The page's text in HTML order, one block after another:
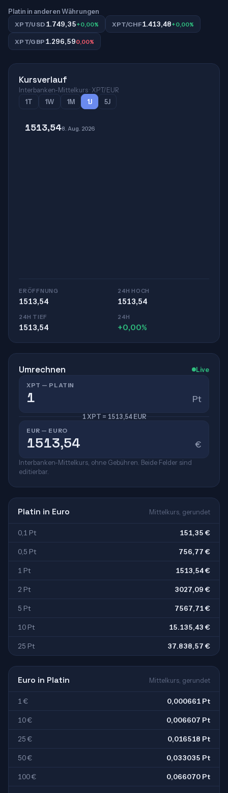
Platin in anderen Währungen
XPT/USD 1.749,35+0,00% XPT/CHF1.413,48+0,00%
XPT/GBP 1.296,590,00%
Kursverlauf
Interbanken-Mittelkurs · XPT/EUR
1T
1W 1M 1J 5J
1513,548. Aug. 2026
ERÖFFNUNG
1513,54
24H HOCH
1513,54
24H TIEF
1513,54
24H
+0,00%
Umrechnen Live
XPT — PLATIN
Pt
1 XPT = 1513,54 EUR
EUR — EURO
€
Interbanken-Mittelkurs, ohne Gebühren. Beide Felder sind
editierbar.
Platin in Euro Mittelkurs, gerundet
0,1 Pt 151,35 €
0,5 Pt 756,77 €
1 Pt 1513,54 €
2 Pt 3027,09 €
5 Pt 7567,71 €
10 Pt 15.135,43 €
25 Pt 37.838,57 €
Euro in Platin Mittelkurs, gerundet
1 € 0,000661 Pt
10 € 0,006607 Pt
25 € 0,016518 Pt
50 € 0,033035 Pt
100 € 0,066070 Pt